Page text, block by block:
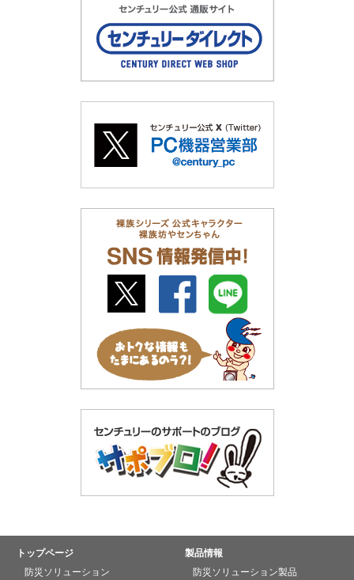
トップページ
防災ソリューション
製品情報
防災ソリューション製品